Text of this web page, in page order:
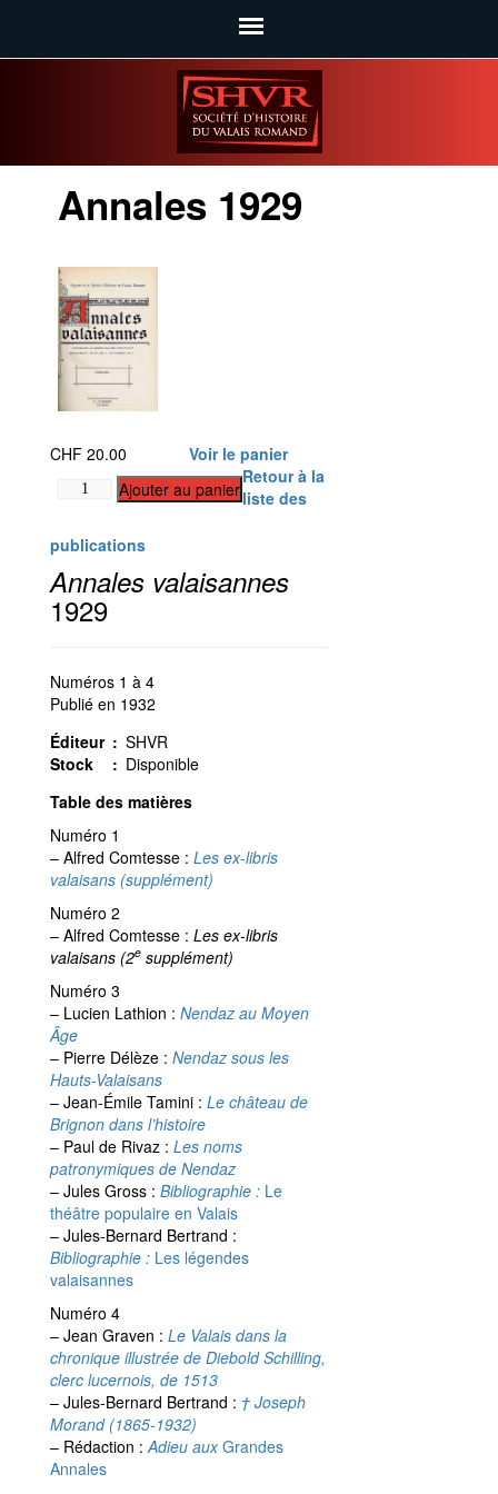
SHVR
Annales 1929
CHF 20.00
quantité
1929
Ajouter au panier
Voir le panier
Retour à la
liste des
publications
Annales valaisannes
1929
Numéros 1 à 4
Publié en 1932
Éditeur : SHVR
Stock
: Disponible
Table des matières
Numéro 1
– Alfred Comtesse : Les ex-libris
valaisans (supplément)
Numéro 2
– Alfred Comtesse : Les ex-libris
valaisans (2e supplément)
Numéro 3
– Lucien Lathion : Nendaz au Moyen
Âge
– Pierre Délèze : Nendaz sous les
Hauts-Valaisans
– Jean-Émile Tamini : Le château de
Brignon dans l’histoire
– Paul de Rivaz : Les noms
patronymiques de Nendaz
– Jules Gross : Bibliographie : Le
théâtre populaire en Valais
– Jules-Bernard Bertrand :
Bibliographie : Les légendes
valaisannes
Numéro 4
– Jean Graven : Le Valais dans la
chronique illustrée de Diebold Schilling,
clerc lucernois, de 1513
– Jules-Bernard Bertrand : † Joseph
Morand (1865-1932)
– Rédaction : Adieu auxGrandes
Annales